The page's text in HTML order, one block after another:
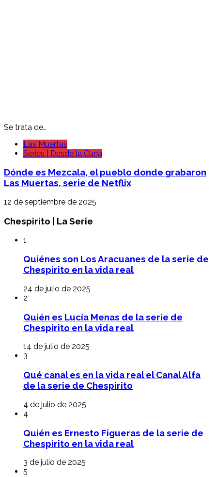
Se trata de…
Las Muertas
Series | Desde la Cuna
Dónde es Mezcala, el pueblo donde grabaron
Las Muertas, serie de Netflix
12 de septiembre de 2025
Chespirito | La Serie
1
Quiénes son Los Aracuanes de la serie de
Chespirito en la vida real
24 de julio de 2025
2
Quién es Lucía Menas de la serie de
Chespirito en la vida real
14 de julio de 2025
3
Qué canal es en la vida real el Canal Alfa
de la serie de Chespirito
4 de julio de 2025
4
Quién es Ernesto Figueras de la serie de
Chespirito en la vida real
3 de julio de 2025
5